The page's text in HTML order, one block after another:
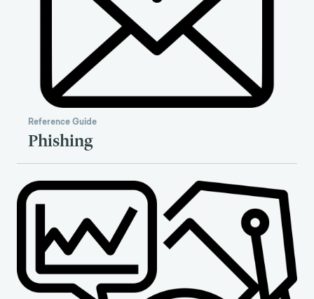
Reference Guide
Phishing